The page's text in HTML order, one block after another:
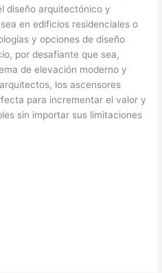
diseño arquitectónico y
en edificios residenciales o
y opciones de diseño
por desafiante que sea,
de elevación moderno y
los ascensores
para incrementar el valor y
sin importar sus limitaciones